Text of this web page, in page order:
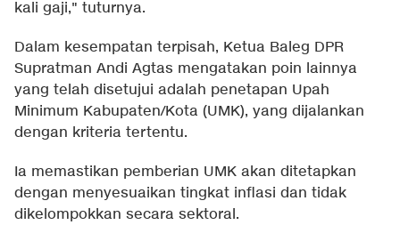
kali gaji," tuturnya.
Dalam kesempatan terpisah, Ketua Baleg DPR
Supratman Andi Agtas mengatakan poin lainnya
yang telah disetujui adalah penetapan Upah
Minimum Kabupaten/Kota (UMK), yang dijalankan
dengan kriteria tertentu.
Ia memastikan pemberian UMK akan ditetapkan
dengan menyesuaikan tingkat inflasi dan tidak
dikelompokkan secara sektoral.